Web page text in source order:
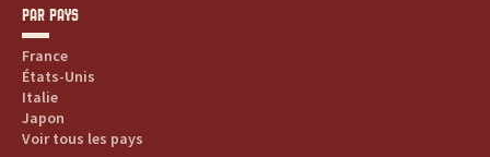
.
PAR PAYS
France
États-Unis
Italie
Japon
Voir tous les pays